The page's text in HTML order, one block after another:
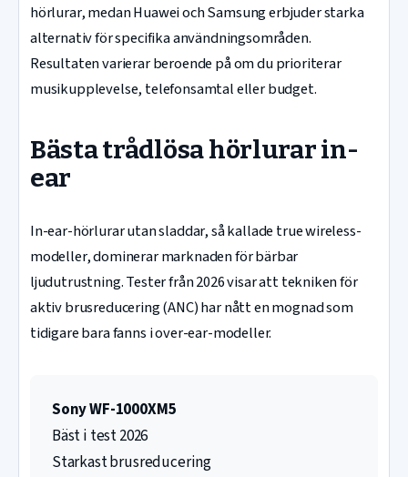
hörlurar, medan Huawei och Samsung erbjuder starka
alternativ för specifika användningsområden.
Resultaten varierar beroende på om du prioriterar
musikupplevelse, telefonsamtal eller budget.
Bästa trådlösa hörlurar in-
ear
In-ear-hörlurar utan sladdar, så kallade true wireless-
modeller, dominerar marknaden för bärbar
ljudutrustning. Tester från 2026 visar att tekniken för
aktiv brusreducering (ANC) har nått en mognad som
tidigare bara fanns i over-ear-modeller.
Sony WF-1000XM5
Bäst i test 2026
Starkast brusreducering